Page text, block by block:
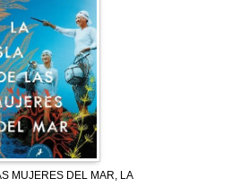
MUJERES DEL MAR, LA